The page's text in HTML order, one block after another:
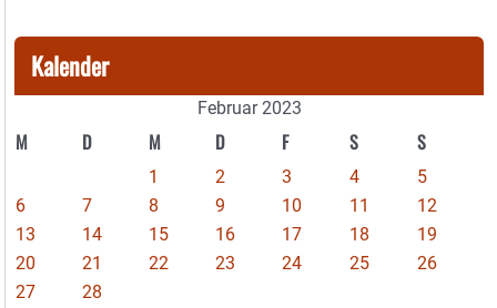
Kalender
Februar 2023
M D M D F S S
1 2 3 4
5
6
7 8 9 10 11
12
13
14 15 16 17 18
19
20
21 22 23 24 25
26
27
28